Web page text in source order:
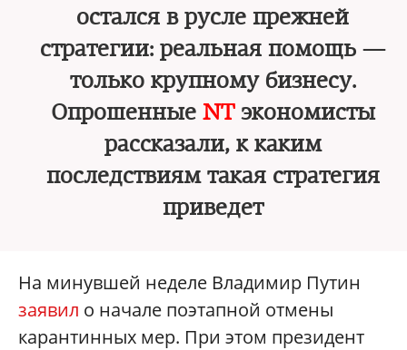
остался в русле прежней
стратегии: реальная помощь —
только крупному бизнесу.
Опрошенные NTэкономисты
рассказали, к каким
последствиям такая стратегия
приведет
На минувшей неделе Владимир Путин
заявил о начале поэтапной отмены
карантинных мер. При этом президент